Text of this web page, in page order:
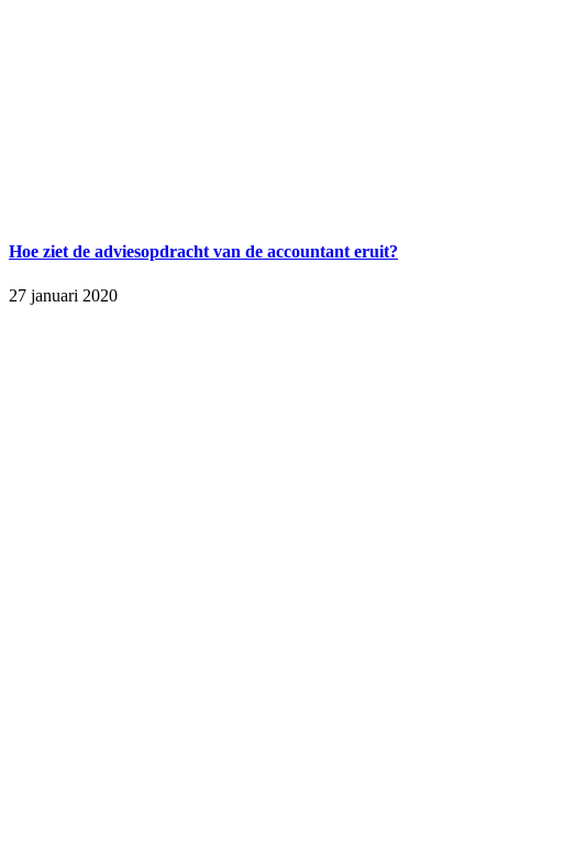
Hoe ziet de adviesopdracht van de accountant eruit?
27 januari 2020